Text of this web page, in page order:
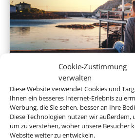
Cookie-Zustimmung
verwalten
Diese Website verwendet Cookies und
Ihnen ein besseres Internet-Erlebnis zu
Werbung, die Sie sehen, besser an Ihre
Diese Technologien nutzen wir außerdem,
um zu verstehen, woher unsere Besucher
Website weiter zu entwickeln.
Ferienhaus